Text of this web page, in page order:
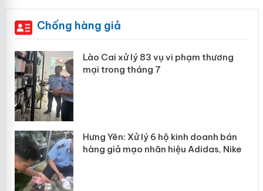
Chống hàng giả
Lào Cai xử lý 83 vụ vi phạm thương
mại trong tháng 7
Hưng Yên: Xử lý 6 hộ kinh doanh bán
hàng giả mạo nhãn hiệu Adidas, Nike